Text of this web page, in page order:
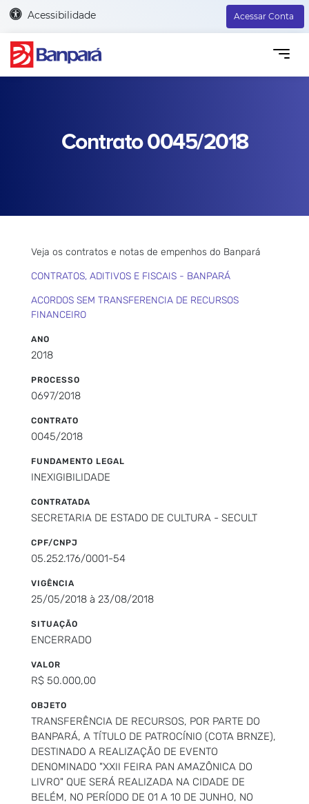
Acessibilidade Acessar Conta
Contrato 0045/2018
Veja os contratos e notas de empenhos do Banpará
CONTRATOS, ADITIVOS E FISCAIS - BANPARÁ
ACORDOS SEM TRANSFERENCIA DE RECURSOS
FINANCEIRO
ANO
2018
PROCESSO
0697/2018
CONTRATO
0045/2018
FUNDAMENTO LEGAL
INEXIGIBILIDADE
CONTRATADA
SECRETARIA DE ESTADO DE CULTURA - SECULT
CPF/CNPJ
05.252.176/0001-54
VIGÊNCIA
25/05/2018 à 23/08/2018
SITUAÇÃO
ENCERRADO
VALOR
R$ 50.000,00
OBJETO
TRANSFERÊNCIA DE RECURSOS, POR PARTE DO
BANPARÁ, A TÍTULO DE PATROCÍNIO (COTA BRNZE),
DESTINADO A REALIZAÇÃO DE EVENTO
DENOMINADO "XXII FEIRA PAN AMAZÔNICA DO
LIVRO" QUE SERÁ REALIZADA NA CIDADE DE
BELÉM, NO PERÍODO DE 01 A 10 DE JUNHO, NO